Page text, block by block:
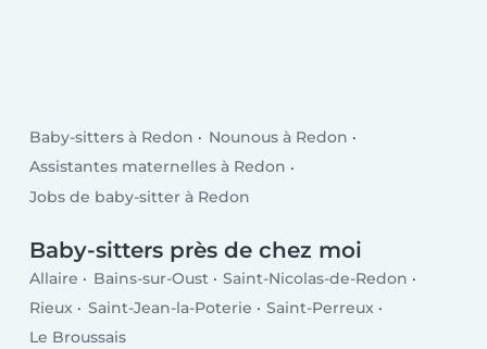
Baby-sitters à Redon
Nounous à Redon
Assistantes maternelles à Redon
Jobs de baby-sitter à Redon
Baby-sitters près de chez moi
Allaire Bains-sur-Oust
Saint-Nicolas-de-Redon
Rieux
Saint-Jean-la-Poterie
Saint-Perreux
Le Broussais